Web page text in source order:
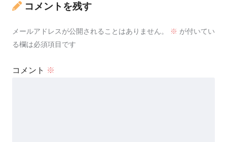
コメントを残す
メールアドレスが公開されることはありません。 ※ が付いてい
る欄は必須項目です
コメント ※